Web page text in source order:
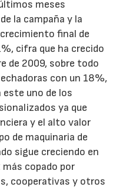
meses
la campaña y la
final de
cifra que ha crecido
de 2009, sobre todo
con un 18%,
este uno de los
ya que
y el alto valor
de maquinaria de
sigue creciendo en
más copado por
cooperativas y otros